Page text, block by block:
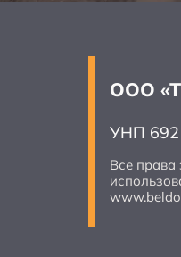
ООО
УНП
Все